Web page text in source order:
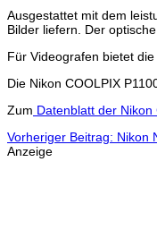
Ausgestattet mit dem
Bilder liefern. Der
Für Videografen bietet
Die Nikon COOLPIX
Zum Datenblatt der Nikon
Vorheriger Beitrag: Nikon
Anzeige